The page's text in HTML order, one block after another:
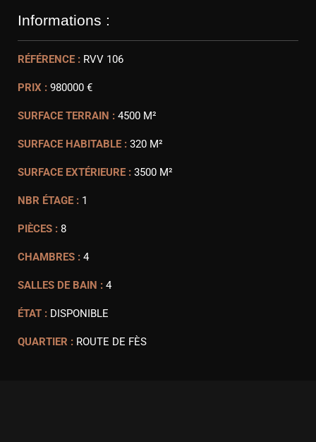
Informations :
RÉFÉRENCE : RVV 106
PRIX : 980000 €
SURFACE TERRAIN : 4500 M²
SURFACE HABITABLE : 320 M²
SURFACE EXTÉRIEURE : 3500 M²
NBR ÉTAGE : 1
PIÈCES : 8
CHAMBRES : 4
SALLES DE BAIN : 4
ÉTAT : DISPONIBLE
QUARTIER : ROUTE DE FÈS